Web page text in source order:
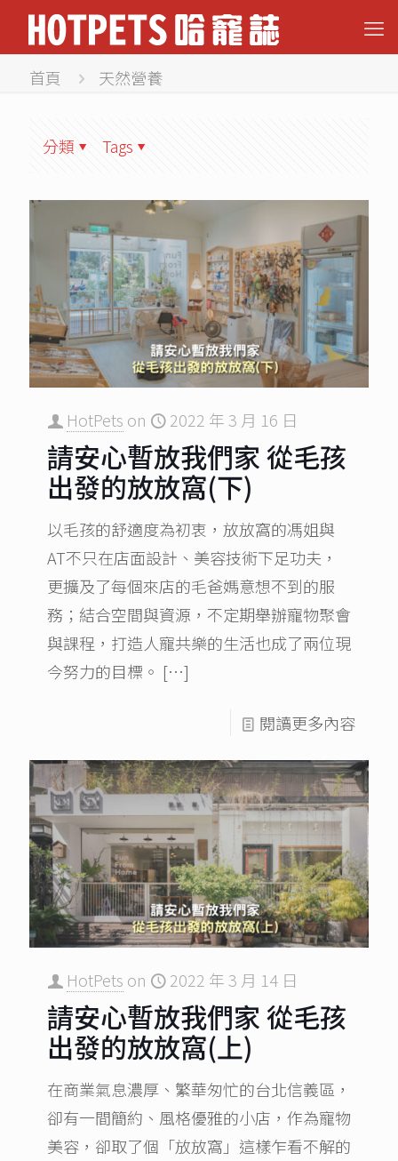
首頁 天然營養
分類 Tags
HotPets on 2022 年 3 月 16 日
請安心暫放我們家 從毛孩
出發的放放窩(下)
以毛孩的舒適度為初衷，放放窩的馮姐與
AT不只在店面設計、美容技術下足功夫，
更擴及了每個來店的毛爸媽意想不到的服
務；結合空間與資源，不定期舉辦寵物聚會
與課程，打造人寵共樂的生活也成了兩位現
今努力的目標。 […]
閱讀更多內容
HotPets on 2022 年 3 月 14 日
請安心暫放我們家 從毛孩
出發的放放窩(上)
在商業氣息濃厚、繁華匆忙的台北信義區，
卻有一間簡約、風格優雅的小店，作為寵物
美容，卻取了個「放放窩」這樣乍看不解的